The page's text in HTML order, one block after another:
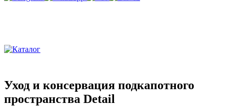
Уход и консервация подкапотного
пространства Detail